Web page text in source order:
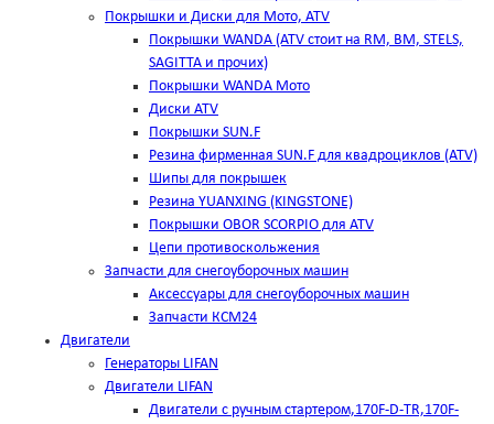
Покрышки и Диски для Мото, ATV
Покрышки WANDA (АТV стоит на RM, BM, STELS,
SAGITTA и прочих)
Покрышки WANDA Мото
Диски ATV
Покрышки SUN.F
Резина фирменная SUN.F для квадроциклов (АТV)
Шипы для покрышек
Резина YUANXING (KINGSTONE)
Покрышки OBOR SCORPIO для ATV
Цепи противоскольжения
Запчасти для снегоуборочных машин
Аксессуары для снегоуборочных машин
Запчасти КСМ24
Двигатели
Генераторы LIFAN
Двигатели LIFAN
Двигатели с ручным стартером,170F-D-TR,170F-